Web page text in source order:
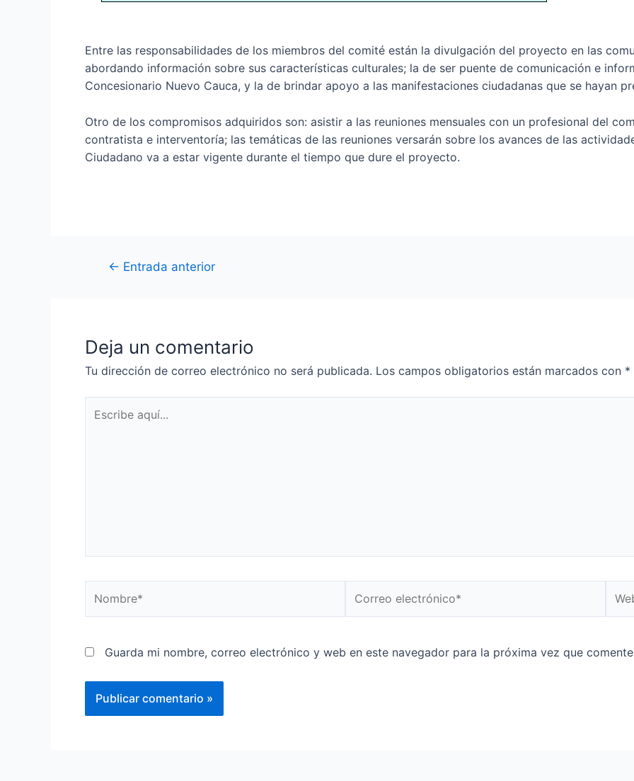
Entre las responsabilidades de los miembros del comité están la divulgación del proyecto en las
abordando información sobre sus características culturales; la de ser puente de comunicación e
Concesionario Nuevo Cauca, y la de brindar apoyo a las manifestaciones ciudadanas que se hayan
Otro de los compromisos adquiridos son: asistir a las reuniones mensuales con un profesional del
contratista e interventoría; las temáticas de las reuniones versarán sobre los avances de las
Ciudadano va a estar vigente durante el tiempo que dure el proyecto.
← Entrada anterior
Deja un comentario
Tu dirección de correo electrónico no será publicada. Los campos obligatorios están marcados con *
Guarda mi nombre, correo electrónico y web en este navegador para la próxima vez que